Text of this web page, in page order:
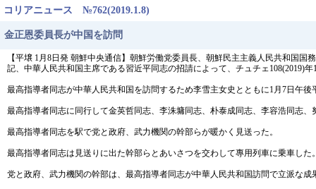
コリアニュース №762(2019.1.8)
金正恩委員長が中国を訪問
【平壌 1月8日発 朝鮮中央通信】朝鮮労働党委員長、朝鮮民主主義人民共和国
記、中華人民共和国主席である習近平同志の招請によって、チュチェ108(2019)
最高指導者同志が中華人民共和国を訪問するため李雪主女史とともに1月7日午後
最高指導者同志に同行して金英哲同志、李洙墉同志、朴泰成同志、李容浩同志
最高指導者同志を駅で党と政府、武力機関の幹部らが暖かく見送った。
最高指導者同志は見送りに出た幹部らとあいさつを交わして專用列車に乗車した
党と政府、武力機関の幹部は、最高指導者同志が中華人民共和国訪問で立派な